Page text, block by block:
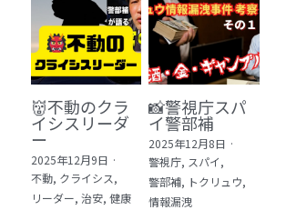
👹不動のクラ
イシスリーダ
ー
2025年12月9日 ·
不動, クライシス,
リーダー, 治安, 健康
📸警視庁スパ
イ警部補
2025年12月8日 ·
警視庁, スパイ,
警部補, トクリュウ,
情報漏洩